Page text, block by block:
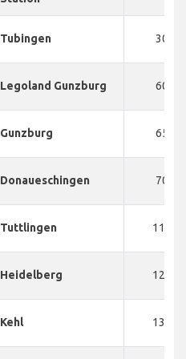
Tubingen 30
Legoland Gunzburg 60
Gunzburg 65
Donaueschingen 70
Tuttlingen 110
Heidelberg 125
Kehl 130